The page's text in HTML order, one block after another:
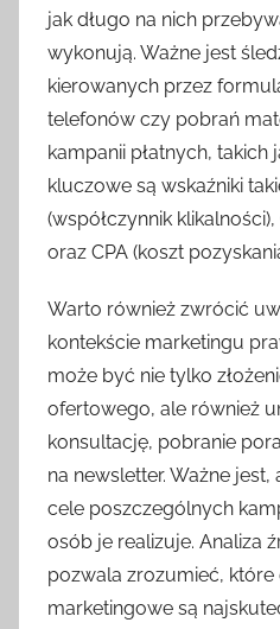
jak długo na nich
wykonują. Ważne jest
kierowanych przez
telefonów czy pobrań
kampanii płatnych, takich
kluczowe są wskaźniki
(współczynnik
oraz CPA (koszt
Warto również zwrócić
kontekście marketingu
może być nie tylko
ofertowego, ale również
konsultację, pobranie
na newsletter. Ważne
cele poszczególnych
osób je realizuje. Analiza
pozwala zrozumieć, które
marketingowe są